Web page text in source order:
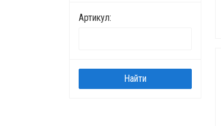
Артикул: